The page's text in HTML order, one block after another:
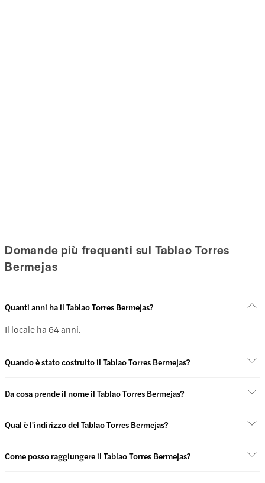
Domande più frequenti sul Tablao Torres
Bermejas
Quanti anni ha il Tablao Torres Bermejas?
Il locale ha 64 anni.
Quando è stato costruito il Tablao Torres Bermejas?
Da cosa prende il nome il Tablao Torres Bermejas?
Qual è l'indirizzo del Tablao Torres Bermejas?
Come posso raggiungere il Tablao Torres Bermejas?